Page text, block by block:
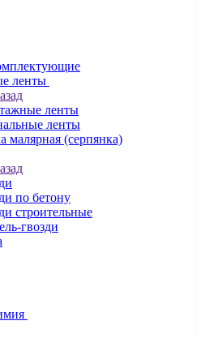
ленты
ленты
ленты
малярная (серпянка)
по бетону
строительные
гвозди